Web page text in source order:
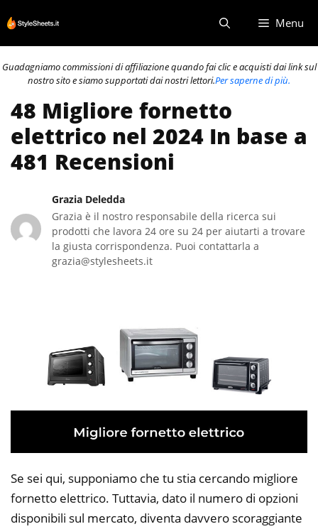
al
contenuto
Menu
Guadagniamo commissioni di affiliazione quando fai clic e acquisti dai link sul
nostro sito e siamo supportati dai nostri lettori.Per saperne di più.
48 Migliore fornetto
elettrico nel 2024 In base a
481 Recensioni
Grazia Deledda
Grazia è il nostro responsabile della ricerca sui
prodotti che lavora 24 ore su 24 per aiutarti a trovare
la giusta corrispondenza. Puoi contattarla a
grazia@stylesheets.it
Se sei qui, supponiamo che tu stia cercando migliore
fornetto elettrico. Tuttavia, dato il numero di opzioni
disponibili sul mercato, diventa davvero scoraggiante